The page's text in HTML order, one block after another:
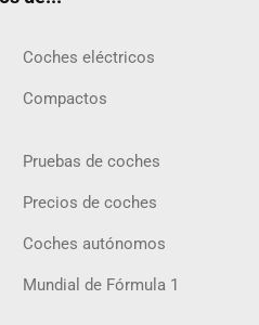
Coches eléctricos
Compactos
Pruebas de coches
Precios de coches
Coches autónomos
Mundial de Fórmula 1